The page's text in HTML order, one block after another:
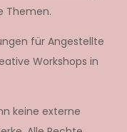
Themen.
für Angestellte
Workshops in
keine externe